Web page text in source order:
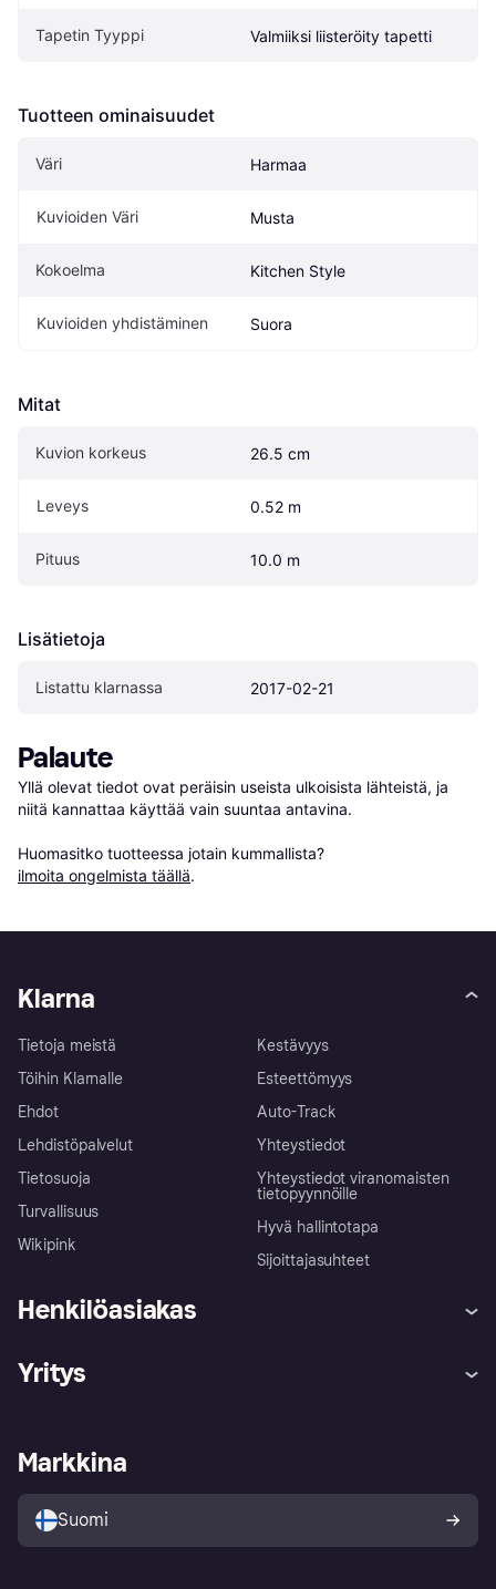
Tapetin Tyyppi Valmiiksi liisteröity tapetti
Tuotteen ominaisuudet
Väri Harmaa
Kuvioiden Väri Musta
Kokoelma Kitchen Style
Kuvioiden yhdistäminen Suora
Mitat
Kuvion korkeus 26.5 cm
Leveys 0.52 m
Pituus 10.0 m
Lisätietoja
Listattu klarnassa 2017-02-21
Palaute
Yllä olevat tiedot ovat peräisin useista ulkoisista lähteistä, ja
niitä kannattaa käyttää vain suuntaa antavina.
Huomasitko tuotteessa jotain kummallista?
ilmoita ongelmista täällä.
Klarna
Tietoja meistä
Töihin Klarnalle
Ehdot
Lehdistöpalvelut
Tietosuoja
Turvallisuus
Wikipink
Kestävyys
Esteettömyys
Auto-Track
Yhteystiedot
Yhteystiedot viranomaisten
tietopyynnöille
Hyvä hallintotapa
Sijoittajasuhteet
Henkilöasiakas
Kirjaudu sisään
Tutustu kauppoihin
Ostajan turva
Yritys
Kirjaudu sisään yrityksenä
Markkina
Suomi